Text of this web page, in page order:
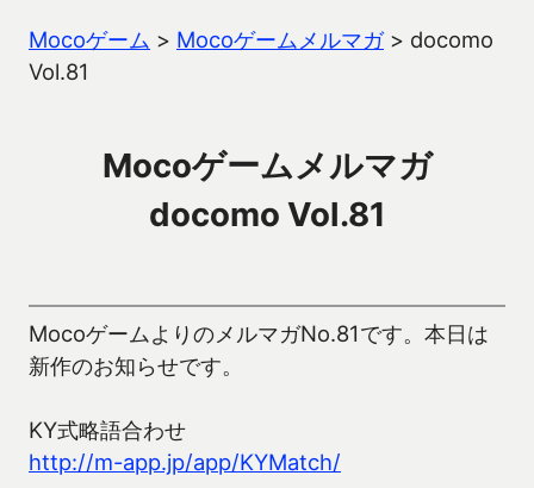
Mocoゲーム > Mocoゲームメルマガ> docomo
Vol.81
Mocoゲームメルマガ
docomo Vol.81
MocoゲームよりのメルマガNo.81です。本日は
新作のお知らせです。
KY式略語合わせ
http://m-app.jp/app/KYMatch/